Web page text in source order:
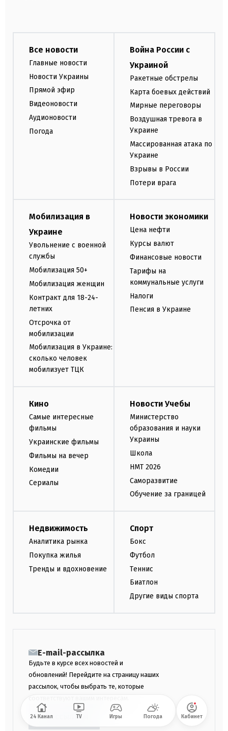
Все новости
Главные новости
Новости Украины
Прямой эфир
Видеоновости
Аудионовости
Погода
Война России с
Украиной
Ракетные обстрелы
Карта боевых действий
Мирные переговоры
Воздушная тревога в
Украине
Массированная атака по
Украине
Взрывы в России
Потери врага
Мобилизация в
Украине
Увольнение с военной
службы
Мобилизация 50+
Мобилизация женщин
Контракт для 18-24-
летних
Отсрочка от
мобилизации
Мобилизация в Украине:
сколько человек
мобилизует ТЦК
Новости экономики
Цена нефти
Курсы валют
Финансовые новости
Тарифы на
коммунальные услуги
Налоги
Пенсия в Украине
Кино
Самые интересные
фильмы
Украинские фильмы
Фильмы на вечер
Комедии
Сериалы
Новости Учебы
Министерство
образования и науки
Украины
Школа
НМТ 2026
Саморазвитие
Обучение за границей
Недвижимость
Аналитика рынка
Покупка жилья
Тренды и вдохновение
Спорт
Бокс
Футбол
Теннис
Биатлон
Другие виды спорта
E-mail-рассылка
Будьте в курсе всех новостей и
обновлений! Перейдите на страницу наших
рассылок, чтобы выбрать те, которые
К РАССЫЛКАМ
24 Канал TV Игры Погода Кабинет